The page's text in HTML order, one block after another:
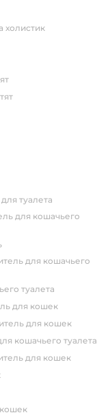
холистик
туалета
туалета
для кошек
для кошек
кошачьего туалета
для кошек
кошек